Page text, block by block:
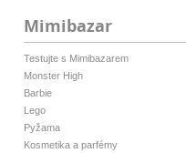
Mimibazar
Testujte s Mimibazarem
Monster High
Barbie
Lego
Pyžama
Kosmetika a parfémy